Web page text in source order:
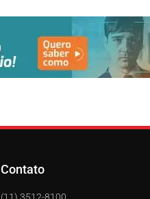
Contato
(11) 3512-8100